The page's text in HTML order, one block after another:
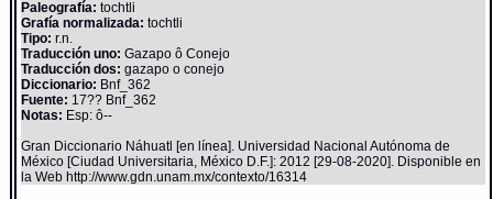
Paleografía: tochtli
Grafía normalizada: tochtli
Tipo: r.n.
Traducción uno: Gazapo ô Conejo
Traducción dos: gazapo o conejo
Diccionario: Bnf_362
Fuente: 17?? Bnf_362
Notas: Esp: ô--
Gran Diccionario Náhuatl [en línea]. Universidad Nacional Autónoma de
México [Ciudad Universitaria, México D.F.]: 2012 [29-08-2020]. Disponible en
la Web http://www.gdn.unam.mx/contexto/16314